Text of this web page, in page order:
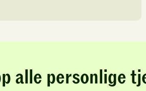
alle personlige